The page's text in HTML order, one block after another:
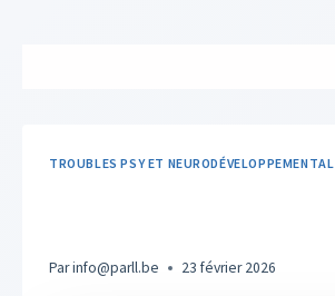
TROUBLES PSY ET NEURODÉVELOPPEMENTAL
Parinfo@parll.be 23 février 2026